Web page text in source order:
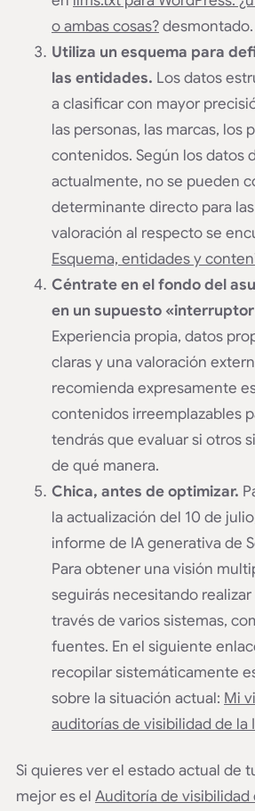
o ambas cosas?desmontado.
Utiliza un esquema para
las entidades. Los datos
a clasificar con mayor
las personas, las marcas, los
contenidos. Según los datos
actualmente, no se pueden
determinante directo para las
valoración al respecto se
Esquema, entidades y
Céntrate en el fondo del
en un supuesto
Experiencia propia, datos
claras y una valoración
recomienda expresamente
contenidos irreemplazables
tendrás que evaluar si otros
de qué manera.
Chica, antes de optimizar.
la actualización del 10 de
informe de IA generativa de
Para obtener una visión
seguirás necesitando
través de varios sistemas,
fuentes. En el siguiente
recopilar sistemáticamente
sobre la situación actual: Mi
auditorías de visibilidad de la
Si quieres ver el estado actual de
mejor es el Auditoría de visibilidad